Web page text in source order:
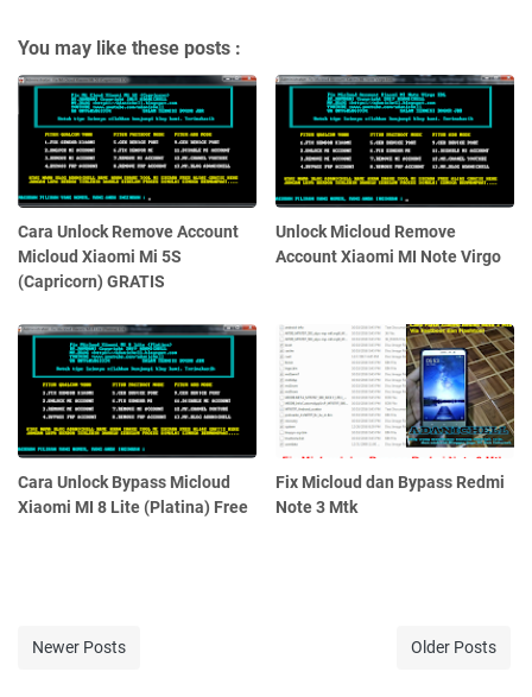
You may like these posts :
Cara Unlock Remove Account
Micloud Xiaomi Mi 5S
(Capricorn) GRATIS
Unlock Micloud Remove
Account Xiaomi MI Note Virgo
Cara Unlock Bypass Micloud
Xiaomi MI 8 Lite (Platina) Free
Fix Micloud dan Bypass Redmi
Note 3 Mtk
Newer Posts Older Posts